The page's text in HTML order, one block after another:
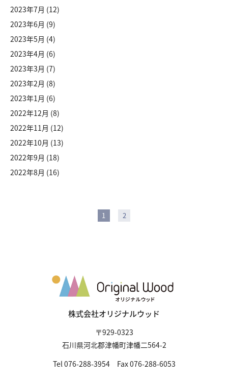
2023年7月 (12)
2023年6月 (9)
2023年5月 (4)
2023年4月 (6)
2023年3月 (7)
2023年2月 (8)
2023年1月 (6)
2022年12月 (8)
2022年11月 (12)
2022年10月 (13)
2022年9月 (18)
2022年8月 (16)
1 2
株式会社オリジナルウッド
〒929-0323
石川県河北郡津幡町津幡二564-2
Tel 076-288-3954 Fax 076-288-6053